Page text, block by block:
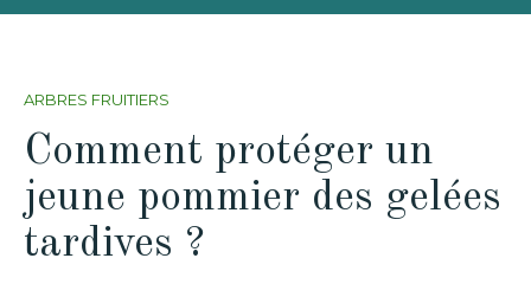
ARBRES FRUITIERS
Comment protéger un
jeune pommier des gelées
tardives ?